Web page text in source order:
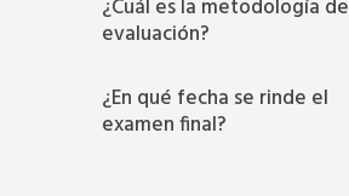
¿Cuál es la metodología de
evaluación?
¿En qué fecha se rinde el
examen final?